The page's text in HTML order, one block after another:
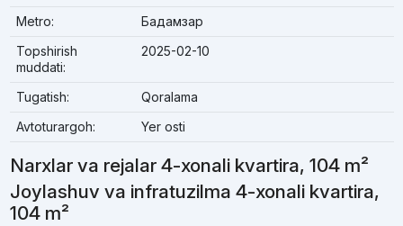
Metro:
Бадамзар
Topshirish
muddati:
2025-02-10
Tugatish:
Qoralama
Avtoturargoh:
Yer osti
Narxlar va rejalar 4-xonali kvartira, 104 m²
Joylashuv va infratuzilma 4-xonali kvartira,
104 m²